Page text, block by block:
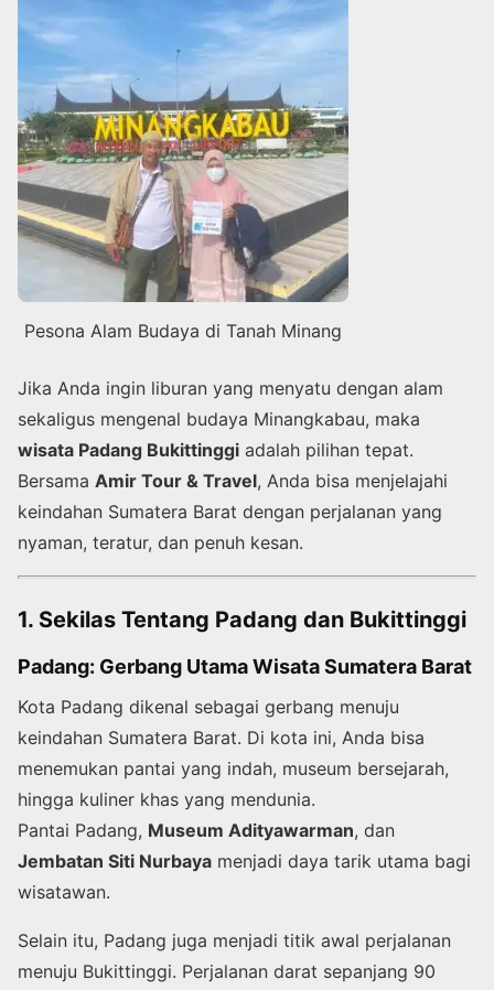
Pesona Alam Budaya di Tanah Minang
Jika Anda ingin liburan yang menyatu dengan alam
sekaligus mengenal budaya Minangkabau, maka
wisata Padang Bukittinggi adalah pilihan tepat.
Bersama Amir Tour & Travel, Anda bisa menjelajahi
keindahan Sumatera Barat dengan perjalanan yang
nyaman, teratur, dan penuh kesan.
1. Sekilas Tentang Padang dan Bukittinggi
Padang: Gerbang Utama Wisata Sumatera Barat
Kota Padang dikenal sebagai gerbang menuju
keindahan Sumatera Barat. Di kota ini, Anda bisa
menemukan pantai yang indah, museum bersejarah,
hingga kuliner khas yang mendunia.
Pantai Padang, Museum Adityawarman, dan
Jembatan Siti Nurbaya menjadi daya tarik utama bagi
wisatawan.
Selain itu, Padang juga menjadi titik awal perjalanan
menuju Bukittinggi. Perjalanan darat sepanjang 90